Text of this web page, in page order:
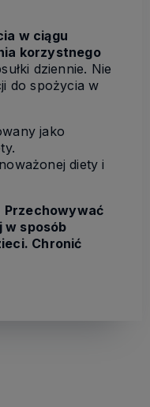
w ciągu
korzystnego
dziennie. Nie
do spożycia w
jako
diety i
Przechowywać
w sposób
Chronić